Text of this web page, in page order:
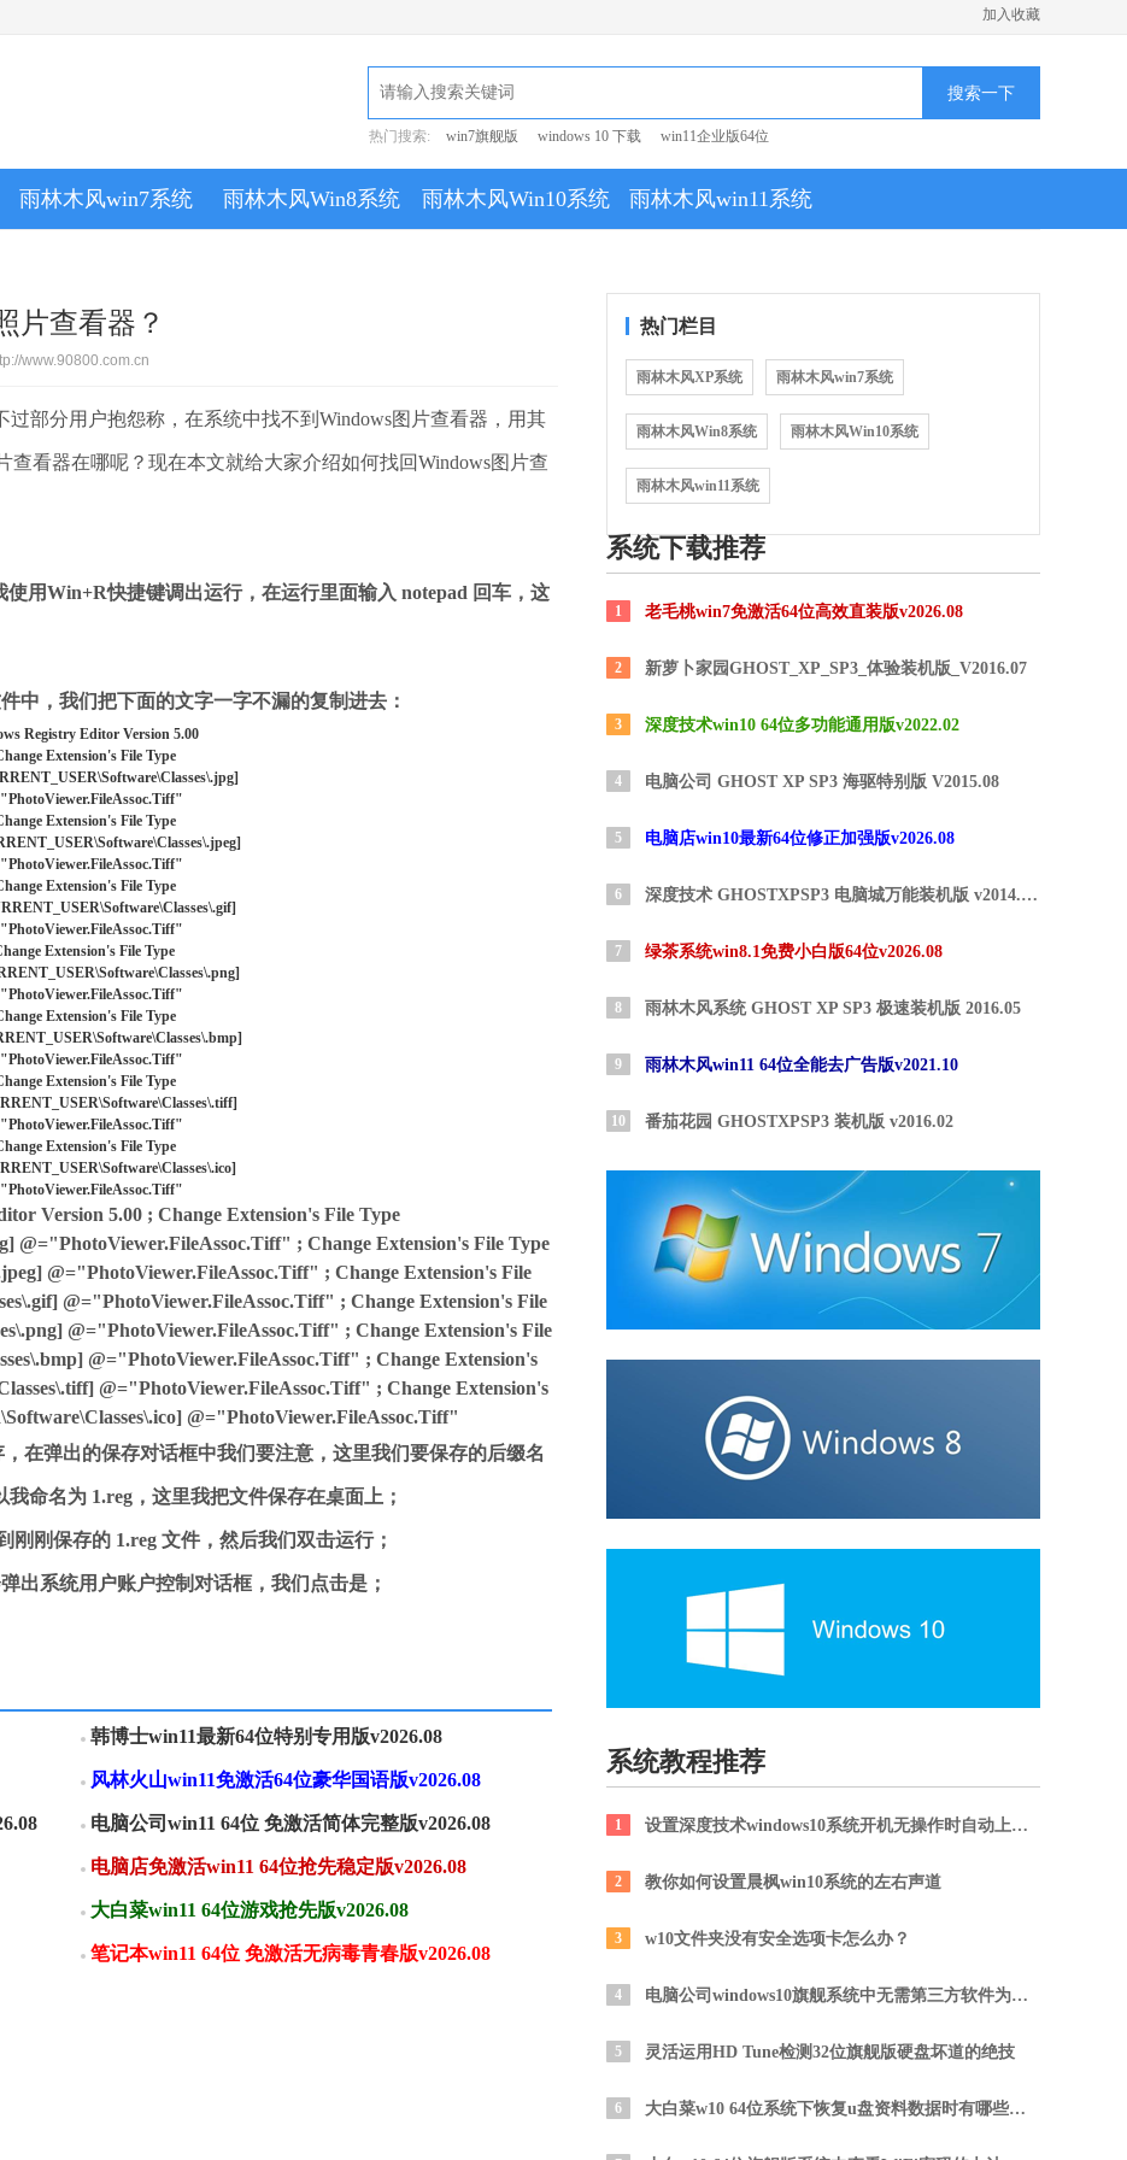
加入收藏
搜索一下
热门搜索: win7旗舰版 windows 10 下载 win11企业版64位
雨林木风win7系统 雨林木风Win8系统 雨林木风Win10系统 雨林木风win11系统
片查看器？
www.90800.com.cn
部分用户抱怨称，在系统中找不到Windows图片查看器，用其
查看器在哪呢？现在本文就给大家介绍如何找回Windows图片查
Win+R快捷键调出运行，在运行里面输入 notepad 回车，这
，我们把下面的文字一字不漏的复制进去：
Registry Editor Version 5.00
Extension's File Type
Extension's File Type
Extension's File Type
Extension's File Type
Extension's File Type
Extension's File Type
Extension's File Type
Version 5.00 ; Change Extension's File Type
@="PhotoViewer.FileAssoc.Tiff" ; Change Extension's File Type
@="PhotoViewer.FileAssoc.Tiff" ; Change Extension's File
@="PhotoViewer.FileAssoc.Tiff" ; Change Extension's File
@="PhotoViewer.FileAssoc.Tiff" ; Change Extension's File
@="PhotoViewer.FileAssoc.Tiff" ; Change Extension's
@="PhotoViewer.FileAssoc.Tiff" ; Change Extension's
@="PhotoViewer.FileAssoc.Tiff"
弹出的保存对话框中我们要注意，这里我们要保存的后缀名
命名为 1.reg，这里我把文件保存在桌面上；
刚保存的 1.reg 文件，然后我们双击运行；
系统用户账户控制对话框，我们点击是；
韩博士win11最新64位特别专用版v2026.08
风林火山win11免激活64位豪华国语版v2026.08
电脑公司win11 64位 免激活简体完整版v2026.08
电脑店免激活win11 64位抢先稳定版v2026.08
大白菜win11 64位游戏抢先版v2026.08
笔记本win11 64位 免激活无病毒青春版v2026.08
热门栏目
雨林木风XP系统 雨林木风win7系统
雨林木风Win8系统 雨林木风Win10系统
雨林木风win11系统
系统下载推荐
1 老毛桃win7免激活64位高效直装版v2026.08
2 新萝卜家园GHOST_XP_SP3_体验装机版_V2016.07
3 深度技术win10 64位多功能通用版v2022.02
4 电脑公司 GHOST XP SP3 海驱特别版 V2015.08
5 电脑店win10最新64位修正加强版v2026.08
6 深度技术 GHOSTXPSP3 电脑城万能装机版 v2014.09【推荐】
7 绿茶系统win8.1免费小白版64位v2026.08
8 雨林木风系统 GHOST XP SP3 极速装机版 2016.05
9 雨林木风win11 64位全能去广告版v2021.10
10 番茄花园 GHOSTXPSP3 装机版 v2016.02
系统教程推荐
1 设置深度技术windows10系统开机无操作时自动上密码的技巧
2 教你如何设置晨枫win10系统的左右声道
3 w10文件夹没有安全选项卡怎么办？
4 电脑公司windows10旗舰系统中无需第三方软件为U盘加密
5 灵活运用HD Tune检测32位旗舰版硬盘坏道的绝技
6 大白菜w10 64位系统下恢复u盘资料数据时有哪些事项要注意